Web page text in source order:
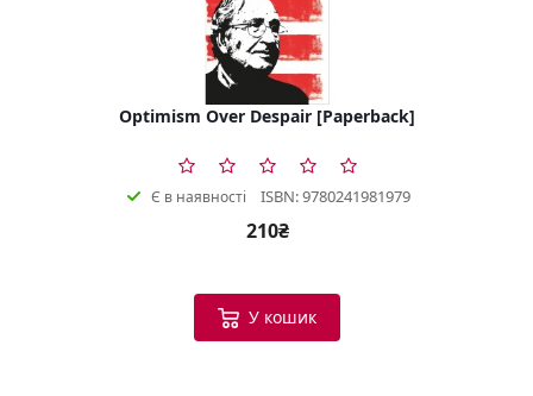
Optimism Over Despair [Paperback]
Є в наявності ISBN: 9780241981979
210₴
У кошик